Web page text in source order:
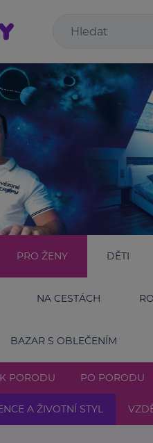
PRO ŽENY DĚTI
NA CESTÁCH
BAZAR S OBLEČENÍM
PORODU PO PORODU
A ŽIVOTNÍ STYL